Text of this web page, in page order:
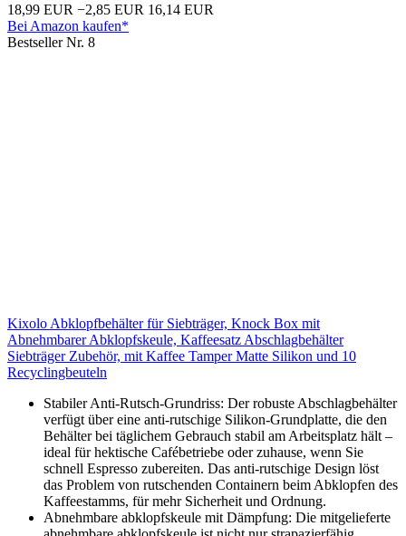
18,99 EUR −2,85 EUR 16,14 EUR
Bei Amazon kaufen*
Bestseller Nr. 8
Kixolo Abklopfbehälter für Siebträger, Knock Box mit
Abnehmbarer Abklopfskeule, Kaffeesatz Abschlagbehälter
Siebträger Zubehör, mit Kaffee Tamper Matte Silikon und 10
Recyclingbeuteln
Stabiler Anti-Rutsch-Grundriss: Der robuste Abschlagbehälter
verfügt über eine anti-rutschige Silikon-Grundplatte, die den
Behälter bei täglichem Gebrauch stabil am Arbeitsplatz hält –
ideal für hektische Cafébetriebe oder zuhause, wenn Sie
schnell Espresso zubereiten. Das anti-rutschige Design löst
das Problem von rutschenden Containern beim Abklopfen des
Kaffeestamms, für mehr Sicherheit und Ordnung.
Abnehmbare abklopfskeule mit Dämpfung: Die mitgelieferte